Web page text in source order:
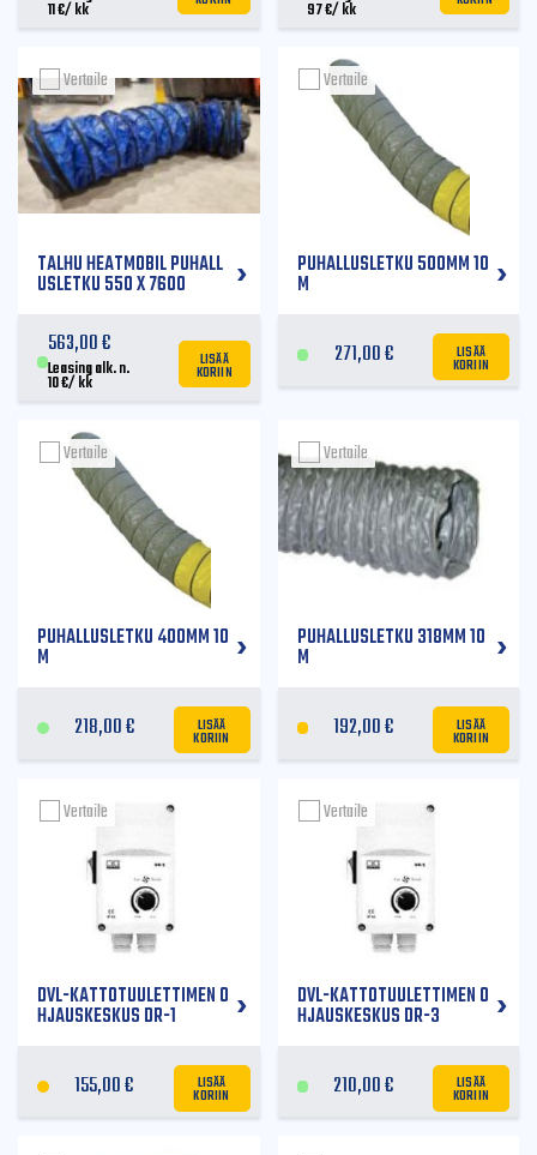
11€/ kk 97€/ kk
TALHU HEATMOBIL PUHALL
USLETKU 550 X 7600
563,00€
Leasing alk. n.
10€/ kk
LISÄÄ
KORIIN
Vertaile
PUHALLUSLETKU 500MM 10
M
271,00€ LISÄÄ
KORIIN
Vertaile
PUHALLUSLETKU 400MM 10
M
218,00€ LISÄÄ
KORIIN
Vertaile
PUHALLUSLETKU 318MM 10
M
192,00€ LISÄÄ
KORIIN
Vertaile
DVL-KATTOTUULETTIMEN O
HJAUSKESKUS DR-1
155,00€ LISÄÄ
KORIIN
Vertaile
DVL-KATTOTUULETTIMEN O
HJAUSKESKUS DR-3
210,00€ LISÄÄ
KORIIN
Vertaile